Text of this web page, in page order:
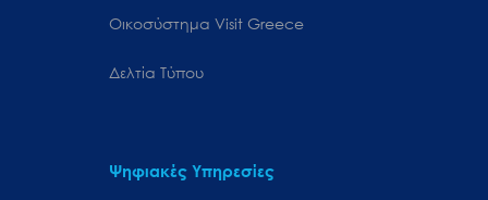
Oικοσύστημα Visit Greece
Δελτία Τύπου
Ψηφιακές Υπηρεσίες